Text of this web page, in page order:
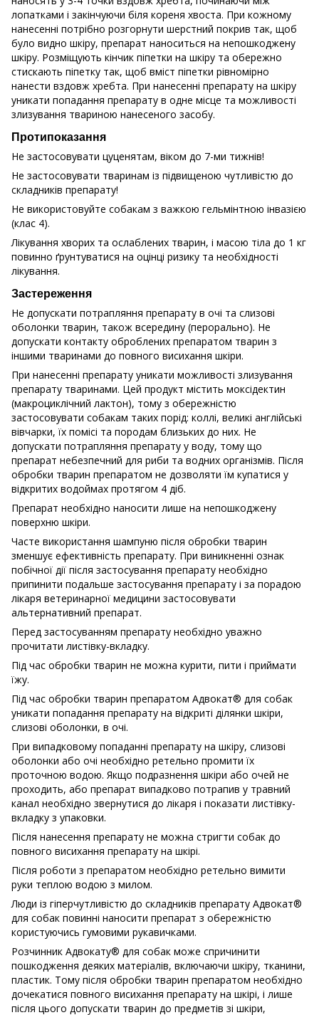
лопатками і закінчуючи біля кореня хвоста. При кожному
нанесенні потрібно розгорнути шерстний покрив так, щоб
було видно шкіру, препарат наноситься на непошкоджену
шкіру. Розміщують кінчик піпетки на шкіру та обережно
стискають піпетку так, щоб вміст піпетки рівномірно
нанести вздовж хребта. При нанесенні препарату на шкіру
уникати попадання препарату в одне місце та можливості
злизування твариною нанесеного засобу.
Протипоказання
Не застосовувати цуценятам, віком до 7-ми тижнів!
Не застосовувати тваринам із підвищеною чутливістю до
складників препарату!
Не використовуйте собакам з важкою гельмінтною інвазією
(клас 4).
Лікування хворих та ослаблених тварин, і масою тіла до 1 кг
повинно ґрунтуватися на оцінці ризику та необхідності
лікування.
Застереження
Не допускати потрапляння препарату в очі та слизові
оболонки тварин, також всередину (перорально). Не
допускати контакту оброблених препаратом тварин з
іншими тваринами до повного висихання шкіри.
При нанесенні препарату уникати можливості злизування
препарату тваринами. Цей продукт містить моксідектин
(макроциклічний лактон), тому з обережністю
застосовувати собакам таких порід: коллі, великі англійські
вівчарки, їх помісі та породам близьких до них. Не
допускати потрапляння препарату у воду, тому що
препарат небезпечний для риби та водних організмів. Після
обробки тварин препаратом не дозволяти їм купатися у
відкритих водоймах протягом 4 діб.
Препарат необхідно наносити лише на непошкоджену
поверхню шкіри.
Часте використання шампуню після обробки тварин
зменшує ефективність препарату. При виникненні ознак
побічної дії після застосування препарату необхідно
припинити подальше застосування препарату і за порадою
лікаря ветеринарної медицини застосовувати
альтернативний препарат.
Перед застосуванням препарату необхідно уважно
прочитати листівку-вкладку.
Під час обробки тварин не можна курити, пити і приймати
їжу.
Під час обробки тварин препаратом Адвокат® для собак
уникати попадання препарату на відкриті ділянки шкіри,
слизові оболонки, в очі.
При випадковому попаданні препарату на шкіру, слизові
оболонки або очі необхідно ретельно промити їх
проточною водою. Якщо подразнення шкіри або очей не
проходить, або препарат випадково потрапив у травний
канал необхідно звернутися до лікаря і показати листівку-
вкладку з упаковки.
Після нанесення препарату не можна стригти собак до
повного висихання препарату на шкірі.
Після роботи з препаратом необхідно ретельно вимити
руки теплою водою з милом.
Люди із гіперчутливістю до складників препарату Адвокат®
для собак повинні наносити препарат з обережністю
користуючись гумовими рукавичками.
Розчинник Адвокату® для собак може спричинити
пошкодження деяких матеріалів, включаючи шкіру, тканини,
пластик. Тому після обробки тварин препаратом необхідно
дочекатися повного висихання препарату на шкірі, і лише
після цього допускати тварин до предметів зі шкіри,